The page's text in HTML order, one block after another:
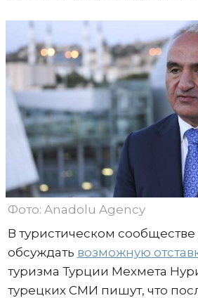
Фото: Anadolu Agency
В туристическом
обсуждать возможную
туризма Турции Мехмета
турецких СМИ пишут, что